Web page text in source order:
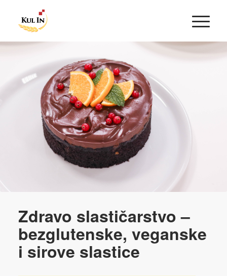
Zdravo slastičarstvo –
bezglutenske, veganske
i sirove slastice